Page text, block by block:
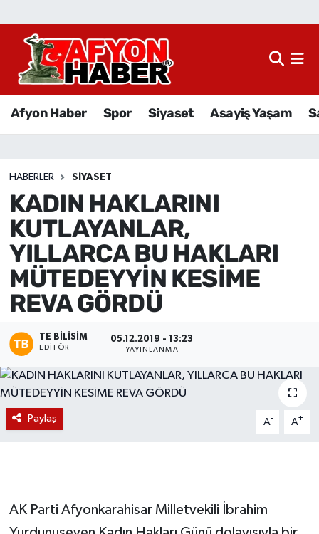
Afyon Haber Spor Siyaset Asayiş Yaşam
HABERLER SIYASET
KADIN HAKLARINI
KUTLAYANLAR,
YILLARCA BU HAKLARI
MÜTEDEYYİN KESİME
REVA GÖRDÜ
TE BILISIM
EDITÖR
05.12.2019 - 13:23
YAYINLANMA
Paylaş A- A+
AK Parti Afyonkarahisar Milletvekili İbrahim
Afyon Haber
Sağlık
Eğitim
Sivil Toplum
Ekonomi
Magazin
Etkinlikler